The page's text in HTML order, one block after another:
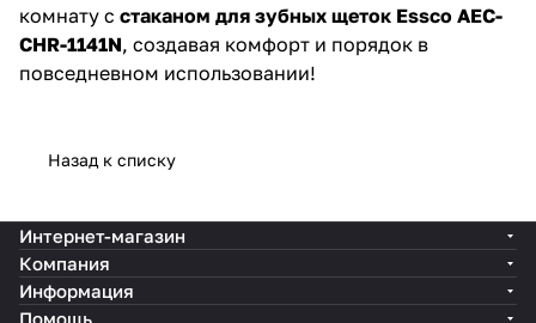
комнату с стаканом для зубных щеток Essco AEC-
CHR-1141N, создавая комфорт и порядок в
повседневном использовании!
Назад к списку
Интернет-магазин
Компания
Информация
Помощь